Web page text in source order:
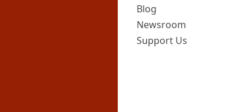
Blog
Newsroom
Support Us